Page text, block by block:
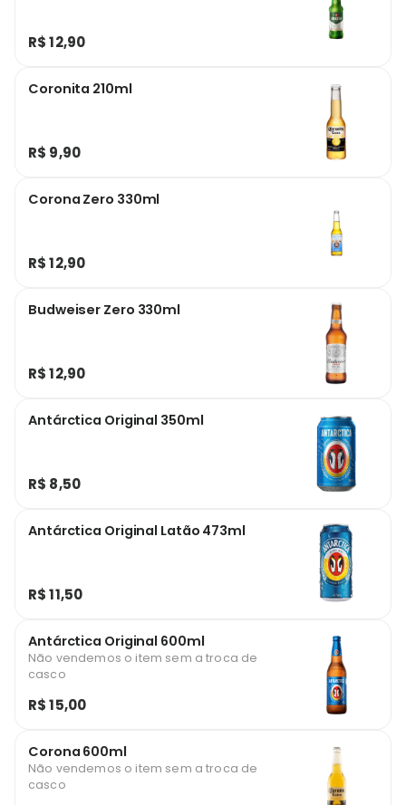
R$ 12,90
Coronita 210ml
R$ 9,90
Corona Zero 330ml
R$ 12,90
Budweiser Zero 330ml
R$ 12,90
Antárctica Original 350ml
R$ 8,50
Antárctica Original Latão 473ml
R$ 11,50
Antárctica Original 600ml
Não vendemos o item sem a troca de
casco
R$ 15,00
Corona 600ml
Não vendemos o item sem a troca de
casco